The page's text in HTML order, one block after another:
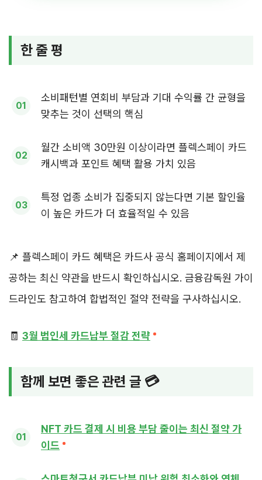
한 줄 평
소비패턴별 연회비 부담과 기대 수익률 간 균형을
맞추는 것이 선택의 핵심
월간 소비액 30만원 이상이라면 플렉스페이 카드
캐시백과 포인트 혜택 활용 가치 있음
특정 업종 소비가 집중되지 않는다면 기본 할인율
이 높은 카드가 더 효율적일 수 있음
📌 플렉스페이 카드 혜택은 카드사 공식 홈페이지에서 제
공하는 최신 약관을 반드시 확인하십시오. 금융감독원 가이
드라인도 참고하여 합법적인 절약 전략을 구사하십시오.
🧾 3월 법인세 카드납부 절감 전략
함께 보면 좋은 관련 글 💳
NFT 카드 결제 시 비용 부담 줄이는 최신 절약 가
이드